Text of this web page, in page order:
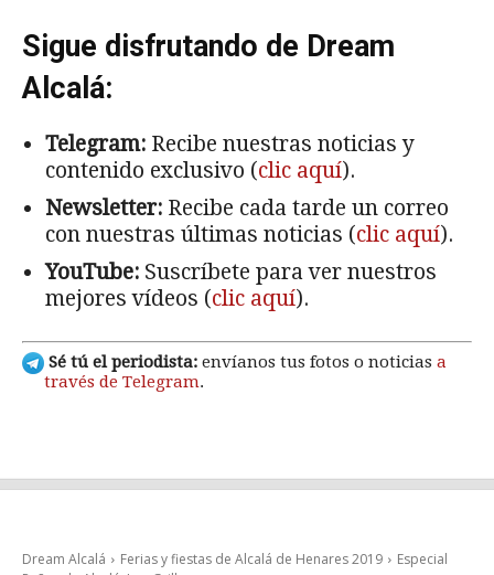
Sigue disfrutando de Dream
Alcalá:
Telegram: Recibe nuestras noticias y
contenido exclusivo (clic aquí).
Newsletter: Recibe cada tarde un correo
con nuestras últimas noticias (clic aquí).
YouTube: Suscríbete para ver nuestros
mejores vídeos (clic aquí).
Sé tú el periodista: envíanos tus fotos o noticias a
través de Telegram.